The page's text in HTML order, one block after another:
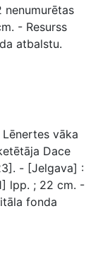
- Resurss
atbalstu.
vāka
Dace
- [Jelgava] :
lpp. ; 22 cm. -
fonda